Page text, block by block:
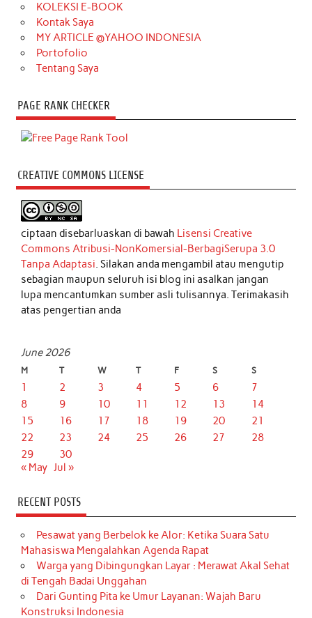
KOLEKSI E-BOOK
Kontak Saya
MY ARTICLE @YAHOO INDONESIA
Portofolio
Tentang Saya
PAGE RANK CHECKER
CREATIVE COMMONS LICENSE
ciptaan disebarluaskan di bawah Lisensi Creative
Commons Atribusi-NonKomersial-BerbagiSerupa 3.0
Tanpa Adaptasi. Silakan anda mengambil atau mengutip
sebagian maupun seluruh isi blog ini asalkan jangan
lupa mencantumkan sumber asli tulisannya. Terimakasih
atas pengertian anda
June 2026
M T W T F S S
1 2 3 4 5 6
7
8
9 10 11 12 13
14
15
16 17 18 19 20
21
22
23 24 25 26 27
28
29
30
« May Jul »
RECENT POSTS
Pesawat yang Berbelok ke Alor: Ketika Suara Satu
Mahasiswa Mengalahkan Agenda Rapat
Warga yang Dibingungkan Layar : Merawat Akal Sehat
di Tengah Badai Unggahan
Dari Gunting Pita ke Umur Layanan: Wajah Baru
Konstruksi Indonesia